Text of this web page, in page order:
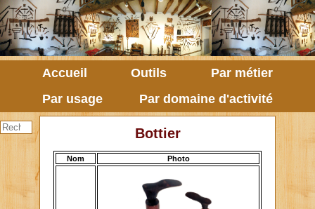
Accueil Outils
Par métier
Par usage
Par domaine d'activité
Bottier
Nom Photo